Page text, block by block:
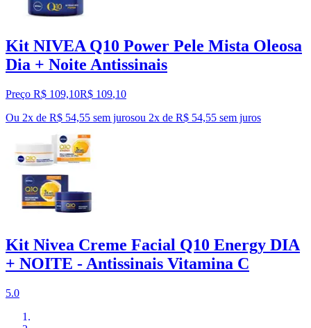
Kit NIVEA Q10 Power Pele Mista Oleosa
Dia + Noite Antissinais
Preço R$ 109,10R$ 109,10
Ou 2x de R$ 54,55 sem jurosou 2x de R$ 54,55 sem juros
Kit Nivea Creme Facial Q10 Energy DIA
+ NOITE - Antissinais Vitamina C
5.0